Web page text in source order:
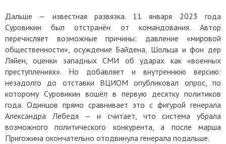
Дальше — известная развязка. 11 января 2023 года
Суровикин был отстранён от командования. Автор
перечисляет возможные причины: давление «мировой
общественности», осуждение Байдена, Шольца и фон дер
Ляйен, оценки западных СМИ об ударах как «военных
преступлениях». Но добавляет и внутреннюю версию:
незадолго до отставки ВЦИОМ опубликовал опрос, по
которому Суровикин вошёл в первую десятку политиков
года. Одинцов прямо сравнивает это с фигурой генерала
Александра Лебедя — и считает, что система убрала
возможного политического конкурента, а после марша
Пригожина окончательно отодвинула генерала подальше.